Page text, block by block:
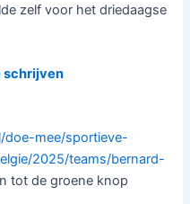
zelf voor het driedaagse
schrijven
doe-mee/sportieve-
2025/teams/bernard-
tot de groene knop